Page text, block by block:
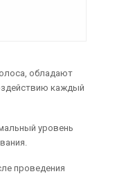
обладают
каждый
уровень
проведения